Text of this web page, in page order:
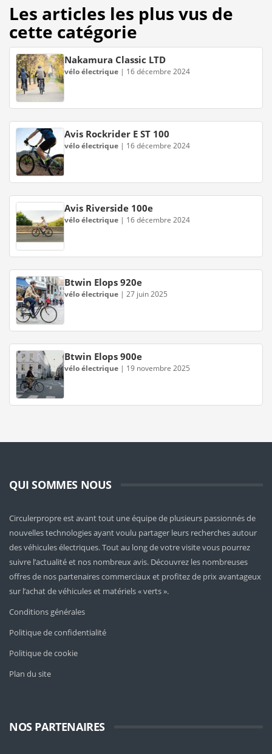
Les articles les plus vus de
cette catégorie
Nakamura Classic LTD
vélo électrique | 16 décembre 2024
Avis Rockrider E ST 100
vélo électrique | 16 décembre 2024
Avis Riverside 100e
vélo électrique | 16 décembre 2024
Btwin Elops 920e
vélo électrique | 27 juin 2025
Btwin Elops 900e
vélo électrique | 19 novembre 2025
QUI SOMMES NOUS
Circulerpropre est avant tout une équipe de plusieurs passionnés de
nouvelles technologies ayant voulu partager leurs recherches autour
des véhicules électriques. Tout au long de votre visite vous pourrez
suivre l’actualité et nos nombreux avis. Découvrez les nombreuses
offres de nos partenaires commerciaux et profitez de prix avantageux
sur l’achat de véhicules et matériels « verts ».
Conditions générales
Politique de confidentialité
Politique de cookie
Plan du site
NOS PARTENAIRES